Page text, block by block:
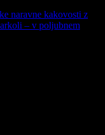
naravne kakovosti z
– v poljubnem